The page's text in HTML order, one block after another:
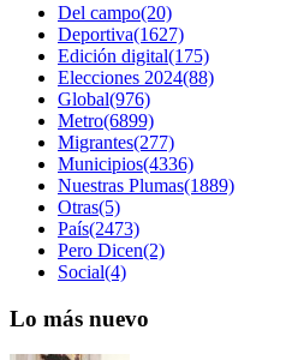
Del campo(20)
Deportiva(1627)
Edición digital(175)
Elecciones 2024(88)
Global(976)
Metro(6899)
Migrantes(277)
Municipios(4336)
Nuestras Plumas(1889)
Otras(5)
País(2473)
Pero Dicen(2)
Social(4)
Lo más nuevo